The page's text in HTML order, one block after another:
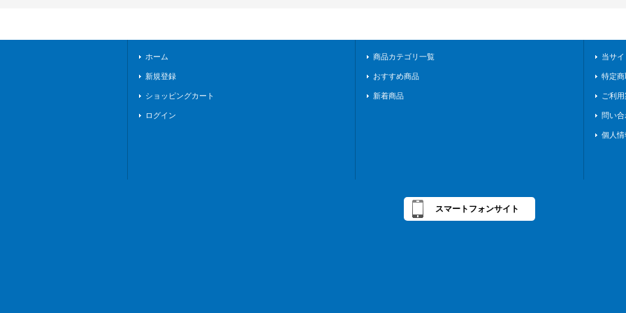
ホーム
新規登録
ショッピングカート
ログイン
商品カテゴリ一覧
おすすめ商品
新着商品
当サ
特定
ご利
問い合
個人
スマートフォンサイト